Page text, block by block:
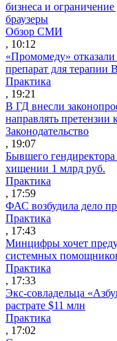
бизнеса и
браузеры
Обзор СМИ
, 10:12
«Промомеду»
препарат для терапии
Практика
, 19:21
В ГД внесли
направлять претензии
Законодательство
, 19:07
Бывшего
хищении 1 млрд руб.
Практика
, 17:59
ФАС возбудила дело
Практика
, 17:43
Минцифры хочет
системных
Практика
, 17:33
Экс-совладельца
растрате $11 млн
Практика
, 17:02